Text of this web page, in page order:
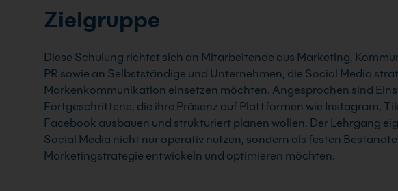
Zielgruppe
Diese Schulung richtet sich an Mitarbeitende aus Marketing,
PR sowie an Selbstständige und Unternehmen, die Social Media
Markenkommunikation einsetzen möchten. Angesprochen sind
Fortgeschrittene, die ihre Präsenz auf Plattformen wie Instagram,
Facebook ausbauen und strukturiert planen wollen. Der Lehrgang
Social Media nicht nur operativ nutzen, sondern als festen
Marketingstrategie entwickeln und optimieren möchten.